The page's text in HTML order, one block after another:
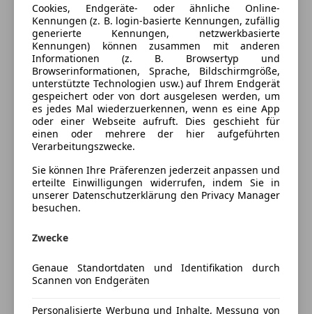
Komfort
Beheizbares Lenkrad
Sitzheizung
Extras
Anhängerkupplung
Mehr anzeigen
Farbe und Innenausstattung
Außenfarbe
Weiß
Lackierung
Andere
Preisbewertung
Mehr anzeigen
Versicherung
Kfz-Versicherung
Cookies, Endgeräte- oder ähnliche Online-
Kennungen (z. B. login-basierte Kennungen, zufällig
generierte Kennungen, netzwerkbasierte
Kennungen) können zusammen mit anderen
Informationen (z. B. Browsertyp und
Browserinformationen, Sprache, Bildschirmgröße,
unterstützte Technologien usw.) auf Ihrem Endgerät
gespeichert oder von dort ausgelesen werden, um
es jedes Mal wiederzuerkennen, wenn es eine App
oder einer Webseite aufruft. Dies geschieht für
einen oder mehrere der hier aufgeführten
Verarbeitungszwecke.
Sie können Ihre Präferenzen jederzeit anpassen und
erteilte Einwilligungen widerrufen, indem Sie in
unserer Datenschutzerklärung den Privacy Manager
besuchen.
Zwecke
Genaue Standortdaten und Identifikation durch
Scannen von Endgeräten
Personalisierte Werbung und Inhalte, Messung von